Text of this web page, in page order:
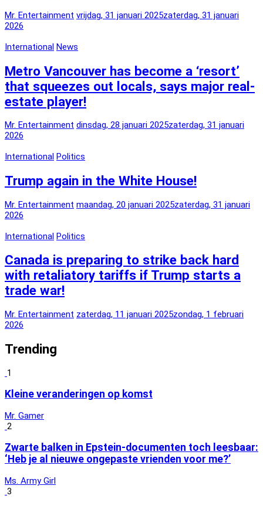
Mr. Entertainment vrijdag, 31 januari 2025zaterdag, 31 januari
2026
International News
Metro Vancouver has become a ‘resort’
that squeezes out locals, says major real-
estate player!
Mr. Entertainment dinsdag, 28 januari 2025zaterdag, 31 januari
2026
International Politics
Trump again in the White House!
Mr. Entertainment maandag, 20 januari 2025zaterdag, 31 januari
2026
International Politics
Canada is preparing to strike back hard
with retaliatory tariffs if Trump starts a
trade war!
Mr. Entertainment zaterdag, 11 januari 2025zondag, 1 februari
2026
Trending
1
Kleine veranderingen op komst
Mr. Gamer
2
Zwarte balken in Epstein-documenten toch leesbaar:
‘Heb je al nieuwe ongepaste vrienden voor me?’
Ms. Army Girl
3